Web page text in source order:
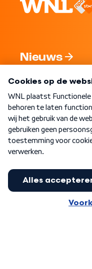
Nieuws
Nieuwsbrief
Word Lid